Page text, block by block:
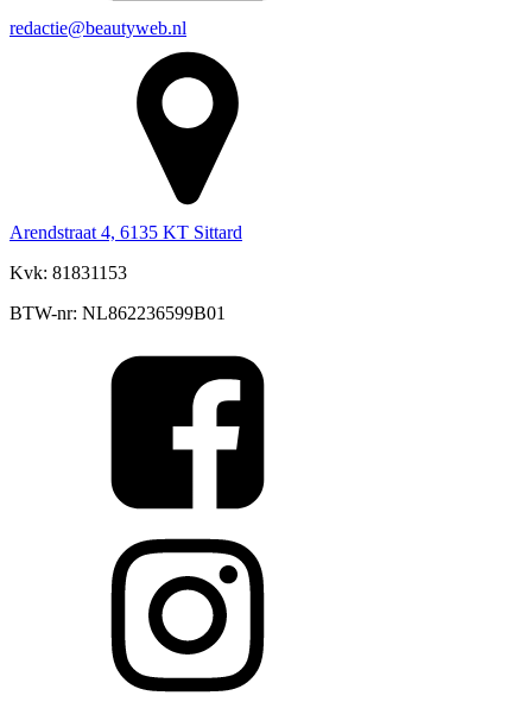
redactie@beautyweb.nl
Arendstraat 4, 6135 KT Sittard
Kvk: 81831153
BTW-nr: NL862236599B01